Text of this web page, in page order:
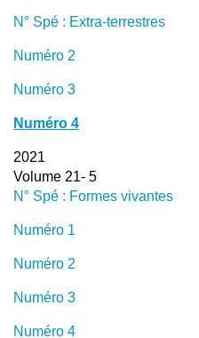
N° Spé : Extra-terrestres
Numéro 2
Numéro 3
Numéro 4
2021
Volume 21- 5
N° Spé : Formes vivantes
Numéro 1
Numéro 2
Numéro 3
Numéro 4